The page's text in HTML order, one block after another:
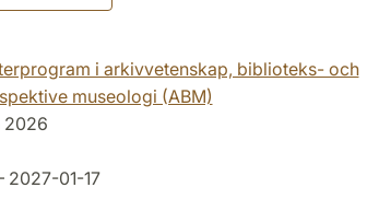
i arkivvetenskap, biblioteks- och
museologi (ABM)
2026
2027-01-17